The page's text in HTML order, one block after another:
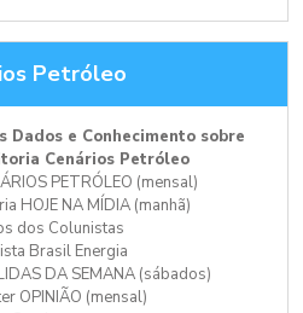
Petróleo
Dados e Conhecimento sobre
Cenários Petróleo
PETRÓLEO (mensal)
HOJE NA MÍDIA (manhã)
dos Colunistas
Brasil Energia
DA SEMANA (sábados)
OPINIÃO (mensal)